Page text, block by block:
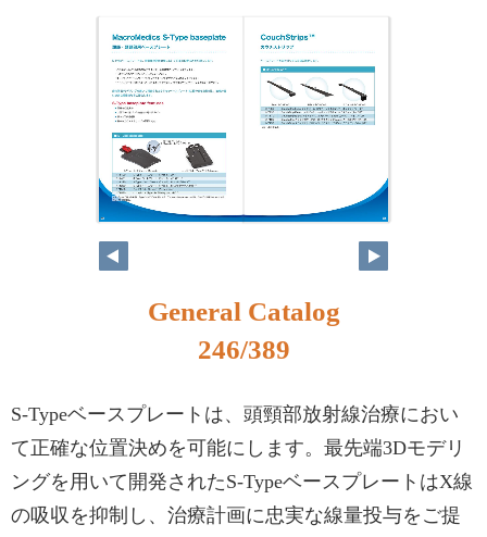
230 231
General Catalog
246/389
S-Typeベースプレートは、頭頸部放射線治療におい
て正確な位置決めを可能にします。最先端3Dモデリ
ングを用いて開発されたS-TypeベースプレートはX線
の吸収を抑制し、治療計画に忠実な線量投与をご提